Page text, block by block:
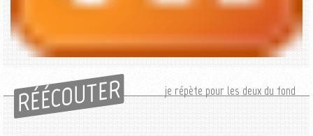
RÉÉCOUTER je répète pour les deux du fond